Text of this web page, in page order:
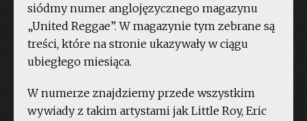
siódmy numer anglojęzycznego magazynu
„United Reggae”. W magazynie tym zebrane są
treści, które na stronie ukazywały w ciągu
ubiegłego miesiąca.
W numerze znajdziemy przede wszystkim
wywiady z takim artystami jak Little Roy, Eric